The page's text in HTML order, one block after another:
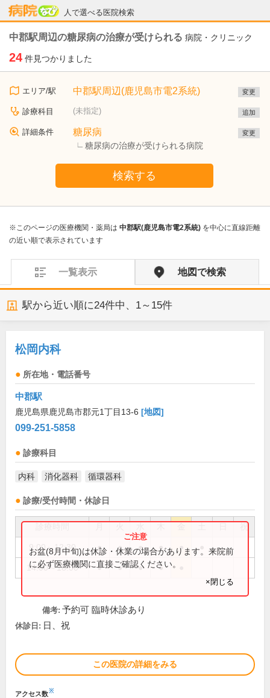
人で選べる医院検索
病院なび
中郡駅周辺の糖尿病の治療が受けられる 病院・クリニック
24 件見つかりました
エリア/駅 中郡駅周辺(鹿児島市電2系統) 変更
診療科目 (未指定) 追加
詳細条件 糖尿病
糖尿病の治療が受けられる病院
変更
検索する
※このページの医療機関・薬局は 中郡駅(鹿児島市電2系統) を中心に直線距離
の近い順で表示されています
一覧表示 地図で検索
駅から近い順に24件中、 1～15件
松岡内科
所在地・電話番号
中郡駅
鹿児島県鹿児島市郡元1丁目13-6 [地図]
099-251-5858
診療科目
内科 消化器科 循環器科
診療/受付時間・休診日
祝
9:00～12:30 ● ● ● ● ●
14:00～18:00 ● ● ● ●
お盆(8月中旬)は休診・休業の場合があります。来院前
に必ず医療機関に直接ご確認ください。
×閉じる
備考: 予約可 臨時休診あり
休診日: 日、祝
この医院の詳細をみる
アクセス数※